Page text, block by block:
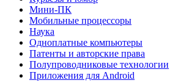
Мини-ПК
Мобильные процессоры
Наука
Одноплатные компьютеры
Патенты и авторские права
Полупроводниковые технологии
Приложения для Android